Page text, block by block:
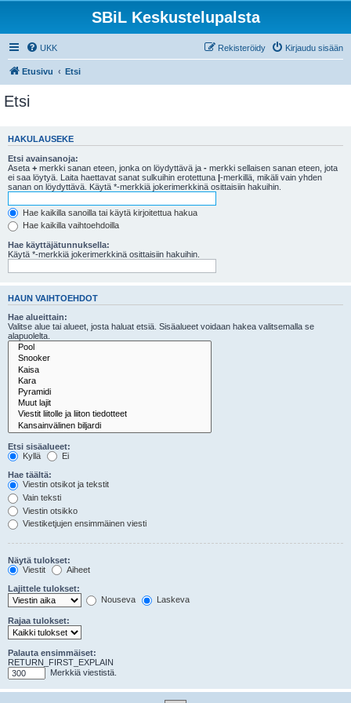
SBiL Keskustelupalsta
UKK Kirjaudu sisään
Rekisteröidy
Etusivu Etsi
Etsi
HAKULAUSEKE
Etsi avainsanoja:
Aseta + merkki sanan eteen, jonka on löydyttävä ja - merkki sellaisen sanan eteen, jota
ei saa löytyä. Laita haettavat sanat sulkuihin erotettuna |-merkillä, mikäli vain yhden
sanan on löydyttävä. Käytä *-merkkiä jokerimerkkinä osittaisiin hakuihin.
Hae kaikilla sanoilla tai käytä kirjoitettua hakua
Hae kaikilla vaihtoehdoilla
Hae käyttäjätunnuksella:
Käytä *-merkkiä jokerimerkkinä osittaisiin hakuihin.
HAUN VAIHTOEHDOT
Hae alueittain:
Valitse alue tai alueet, josta haluat etsiä. Sisäalueet voidaan hakea valitsemalla se
alapuolelta.
Etsi sisäalueet:
Kyllä
Ei
Hae täältä:
Viestin otsikot ja tekstit
Vain teksti
Viestin otsikko
Viestiketjujen ensimmäinen viesti
Näytä tulokset:
Viestit
Aiheet
Lajittele tulokset:
Nouseva
Laskeva
Rajaa tulokset:
Palauta ensimmäiset:
RETURN_FIRST_EXPLAIN
Merkkiä viestistä.